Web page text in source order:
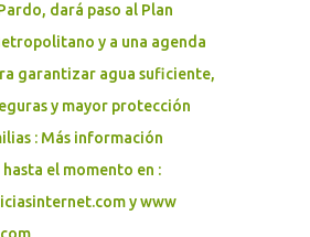
- Prolongación
21, a la altura de la Ford. -
avenida del Deportista, a la
dará paso al Plan
y a una agenda
garantizar agua suficiente,
y mayor protección
: Más información
el momento en :
y www